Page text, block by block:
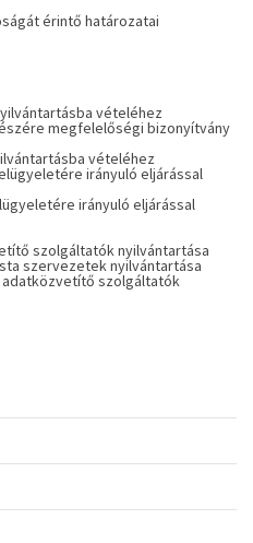
érintő határozatai
vételéhez
megfelelőségi bizonyítvány
vételéhez
irányuló eljárással
irányuló eljárással
szolgáltatók nyilvántartása
szervezetek nyilvántartása
szolgáltatók